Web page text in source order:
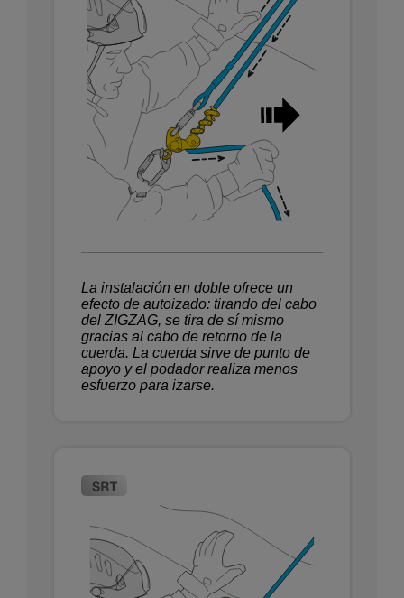
La instalación en doble ofrece un
efecto de autoizado: tirando del cabo
del ZIGZAG, se tira de sí mismo
gracias al cabo de retorno de la
cuerda. La cuerda sirve de punto de
apoyo y el podador realiza menos
esfuerzo para izarse.